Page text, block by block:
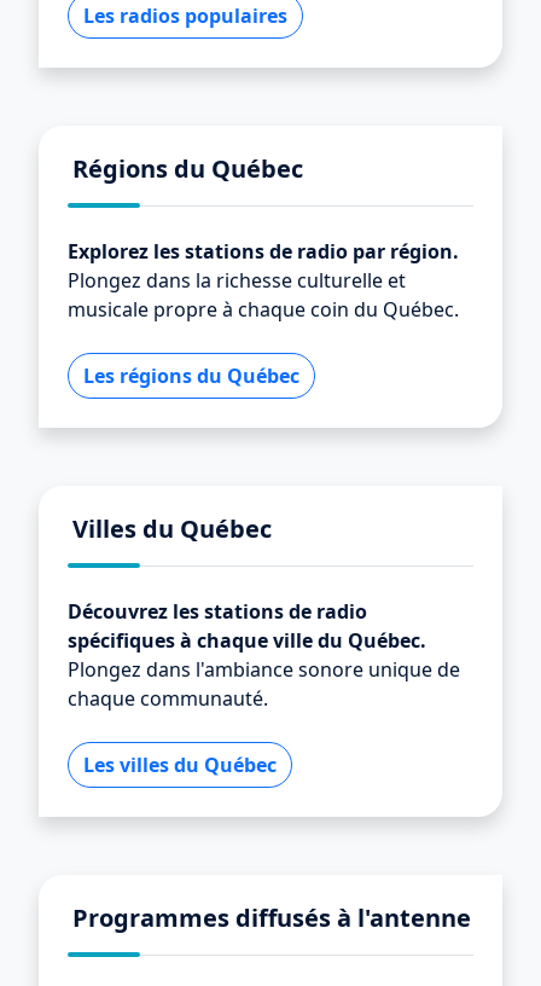
Les radios populaires
Régions du Québec
Explorez les stations de radio par région.
Plongez dans la richesse culturelle et
musicale propre à chaque coin du Québec.
Les régions du Québec
Villes du Québec
Découvrez les stations de radio
spécifiques à chaque ville du Québec.
Plongez dans l'ambiance sonore unique de
chaque communauté.
Les villes du Québec
Programmes diffusés à l'antenne